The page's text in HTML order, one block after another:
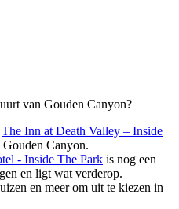
van Gouden Canyon?
The Inn at Death Valley – Inside
Canyon.
- Inside The Park is nog een
en ligt wat verderop.
en meer om uit te kiezen in